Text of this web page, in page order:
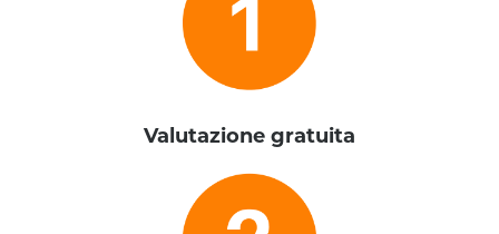
Valutazione gratuita